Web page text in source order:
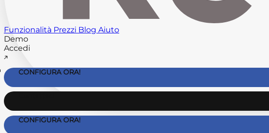
Funzionalità Prezzi Blog Aiuto
Demo
Accedi
CONFIGURA ORA!
CONFIGURA ORA!